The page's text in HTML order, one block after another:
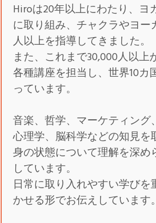
Hiroは20年以上にわたり、ヨ
に取り組み、チャクラやヨー
人以上を指導してきました。
また、これまで30,000人以上
各種講座を担当し、世界10カ
っています。
音楽、哲学、マーケティング
心理学、脳科学などの知見を
身の状態について理解を深め
しています。
日常に取り入れやすい学び
かせる形でお伝えしています。